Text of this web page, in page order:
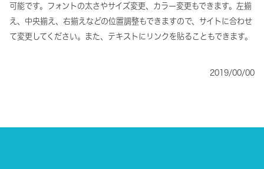
可能です。フォントの太さやサイズ変更、カラー変更もできます。左揃
え、中央揃え、右揃えなどの位置調整もできますので、サイトに合わせ
て変更してください。また、テキストにリンクを貼ることもできます。
2019/00/00